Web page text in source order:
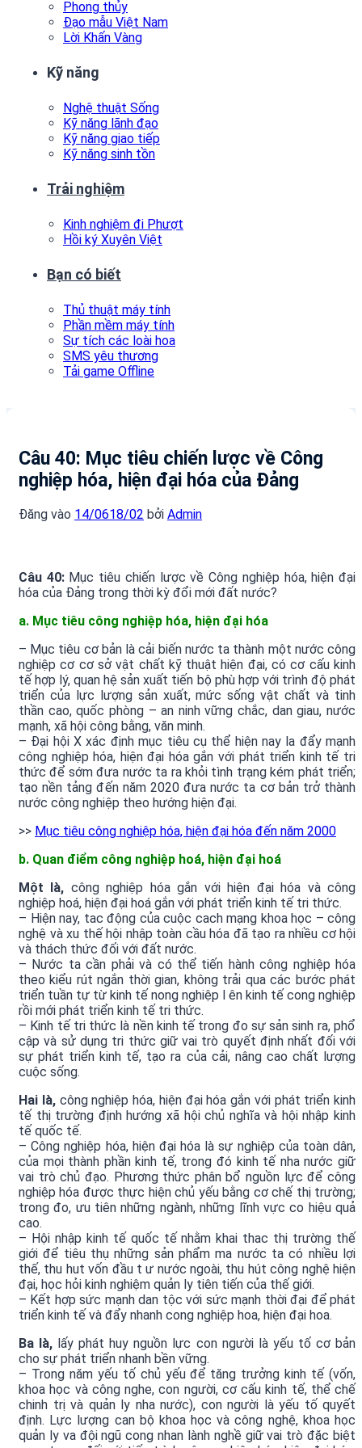
Phong thủy
Đạo mẫu Việt Nam
Lời Khấn Vàng
Kỹ năng
Nghệ thuật Sống
Kỹ năng lãnh đạo
Kỹ năng giao tiếp
Kỹ năng sinh tồn
Trải nghiệm
Kinh nghiệm đi Phượt
Hồi ký Xuyên Việt
Bạn có biết
Thủ thuật máy tính
Phần mềm máy tính
Sự tích các loài hoa
SMS yêu thương
Tải game Offline
Câu 40: Mục tiêu chiến lược về Công
nghiệp hóa, hiện đại hóa của Đảng
Đăng vào 14/0618/02 bởi Admin
Câu 40:Mục tiêu chiến lược về Công nghiệp hóa, hiện đại
hóa của Đảng trong thời kỳ đổi mới đất nước?
a. Mục tiêu công nghiệp hóa, hiện đại hóa
– Mục tiêu cơ bản là cải biến nước ta thành một nước công
nghiệp cơ cơ sở vật chất kỹ thuật hiện đại, có cơ cấu kinh
tế hợp lý, quan hệ sản xuất tiến bộ phù hợp với trình độ phát
triển của lực lượng sản xuất, mức sống vật chất và tinh
thần cao, quốc phòng – an ninh vững chắc, dan giau, nước
mạnh, xã hội công bằng, văn minh.
– Đại hội X xác định mục tiêu cụ thể hiện nay la đẩy mạnh
công nghiệp hóa, hiện đại hóa gắn với phát triển kinh tế tri
thức để sớm đưa nước ta ra khỏi tình trạng kém phát triển;
tạo nền tảng đến năm 2020 đưa nước ta cơ bản trở thành
nước công nghiệp theo hướng hiện đại.
>> Mục tiêu công nghiệp hóa, hiện đại hóa đến năm 2000
b. Quan điểm công nghiệp hoá, hiện đại hoá
Một là, công nghiệp hóa gắn với hiện đại hóa và công
nghiệp hoá, hiện đại hoá gắn với phát triển kinh tế tri thức.
– Hiện nay, tac động của cuộc cach mạng khoa học – công
nghệ và xu thế hội nhập toàn cầu hóa đã tạo ra nhiều cơ hội
và thách thức đối với đất nước.
– Nước ta cần phải và có thể tiến hành công nghiệp hóa
theo kiểu rút ngắn thời gian, không trải qua các bước phát
triển tuần tự từ kinh tế nong nghiệp l ên kinh tế cong nghiệp
rồi mới phát triển kinh tế tri thức.
– Kinh tế tri thức là nền kinh tế trong đo sự sản sinh ra, phổ
cập và sử dụng tri thức giữ vai trò quyết định nhất đối với
sự phát triển kinh tế, tạo ra của cải, nâng cao chất lượng
cuộc sống.
Hai là,công nghiệp hóa, hiện đại hóa gắn với phát triển kinh
tế thị trường định hướng xã hội chủ nghĩa và hội nhập kinh
tế quốc tế.
– Công nghiệp hóa, hiện đại hóa là sự nghiệp của toàn dân,
của mọi thành phần kinh tế, trong đó kinh tế nha nước giữ
vai trò chủ đạo. Phương thức phân bổ nguồn lực để công
nghiệp hóa được thực hiện chủ yếu bằng cơ chế thị trường;
trong đo, ưu tiên những ngành, những lĩnh vực co hiệu quả
cao.
– Hội nhập kinh tế quốc tế nhằm khai thac thị trường thế
giới để tiêu thụ những sản phẩm ma nước ta có nhiều lợi
thế, thu hut vốn đầu t ư nước ngoài, thu hút công nghệ hiện
đại, học hỏi kinh nghiệm quản ly tiên tiến của thế giới.
– Kết hợp sức mạnh dan tộc với sức mạnh thời đại để phát
triển kinh tế và đẩy nhanh cong nghiệp hoa, hiện đại hoa.
Ba là, lấy phát huy nguồn lực con người là yếu tố cơ bản
cho sự phát triển nhanh bền vững.
– Trong năm yếu tố chủ yếu để tăng trưởng kinh tế (vốn,
khoa học và công nghe, con người, cơ cấu kinh tế, thể chế
chinh trị và quản ly nha nước), con người là yếu tố quyết
định. Lực lượng can bộ khoa học và công nghệ, khoa học
quản ly va đội ngũ cong nhan lành nghề giữ vai trò đặc biệt